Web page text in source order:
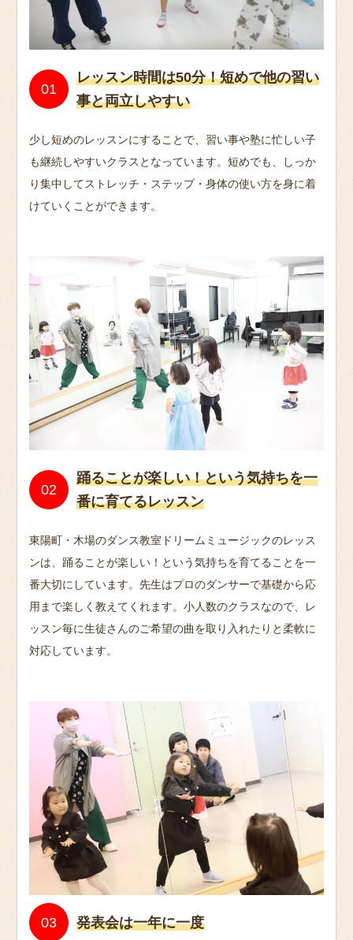
レッスン時間は50分！短めで他の習い
事と両立しやすい
少し短めのレッスンにすることで、習い事や塾に忙しい子
も継続しやすいクラスとなっています。短めでも、しっか
り集中してストレッチ・ステップ・身体の使い方を身に着
けていくことができます。
踊ることが楽しい！という気持ちを一
番に育てるレッスン
東陽町・木場のダンス教室ドリームミュージックのレッス
ンは、踊ることが楽しい！という気持ちを育てることを一
番大切にしています。先生はプロのダンサーで基礎から応
用まで楽しく教えてくれます。小人数のクラスなので、レ
ッスン毎に生徒さんのご希望の曲を取り入れたりと柔軟に
対応しています。
発表会は一年に一度